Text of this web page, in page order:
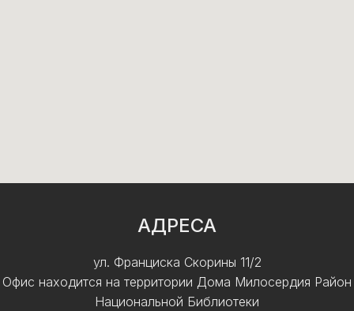
АДРЕСА
ул. Франциска Скорины 11/2
Офис находится на территории Дома Милосердия Район
Национальной Библиотеки